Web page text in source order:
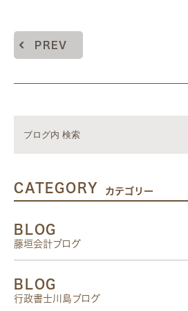
PREV
CATEGORY カテゴリー
BLOG
藤垣会計ブログ
BLOG
行政書士川島ブログ